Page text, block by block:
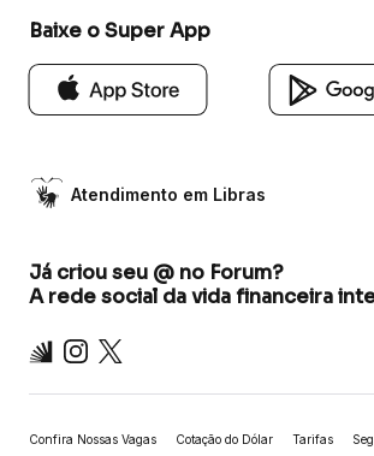
Baixe o Super App
Atendimento em Libras
Já criou seu @ no Forum?
A rede social da vida financeira
Inter Instagram
X
Confira Nossas Vagas Cotação do Dólar Tarifas